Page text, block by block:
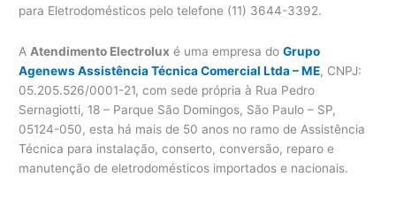
para Eletrodomésticos pelo telefone (11) 3644-3392.
A Atendimento Electrolux é uma empresa doGrupo
Agenews Assistência Técnica Comercial Ltda – ME, CNPJ:
05.205.526/0001-21, com sede própria à Rua Pedro
Sernagiotti, 18 – Parque São Domingos, São Paulo – SP,
05124-050, esta há mais de 50 anos no ramo de Assistência
Técnica para instalação, conserto, conversão, reparo e
manutenção de eletrodomésticos importados e nacionais.